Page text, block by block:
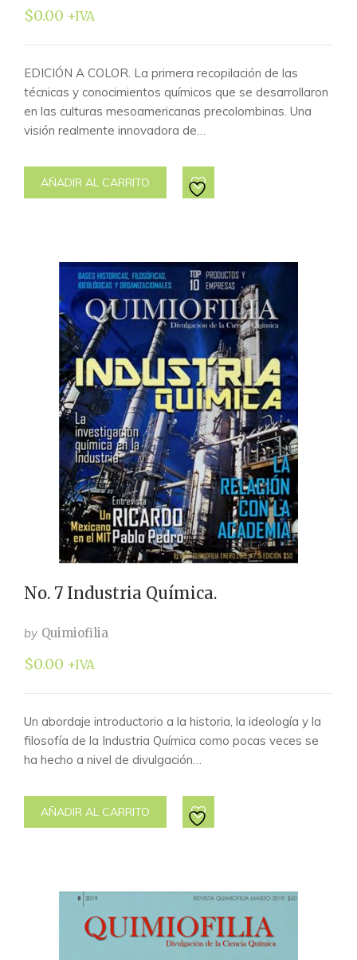
$0.00 +IVA
EDICIÓN A COLOR. La primera recopilación de las
técnicas y conocimientos químicos que se desarrollaron
en las culturas mesoamericanas precolombinas. Una
visión realmente innovadora de…
AÑADIR AL CARRITO
No. 7 Industria Química.
by Quimiofilia
$0.00 +IVA
Un abordaje introductorio a la historia, la ideología y la
filosofía de la Industria Química como pocas veces se
ha hecho a nivel de divulgación…
AÑADIR AL CARRITO